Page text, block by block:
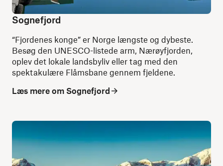
Sognefjord
“Fjordenes konge” er Norge længste og dybeste.
Besøg den UNESCO-listede arm, Nærøyfjorden,
oplev det lokale landsbyliv eller tag med den
spektakulære Flåmsbane gennem fjeldene.
Læs mere om Sognefjord